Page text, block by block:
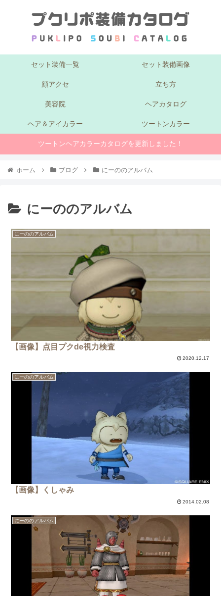
セット装備一覧 セット装備画像
顔アクセ 立ち方
美容院 ヘアカタログ
ヘア＆アイカラー ツートンカラー
ツートンヘアカラーカタログを更新しました！
ホーム ブログ にーののアルバム
にーののアルバム
にーののアルバム
【画像】点目プクde視力検査
2020.12.17
にーののアルバム
【画像】くしゃみ
2014.02.08
にーののアルバム